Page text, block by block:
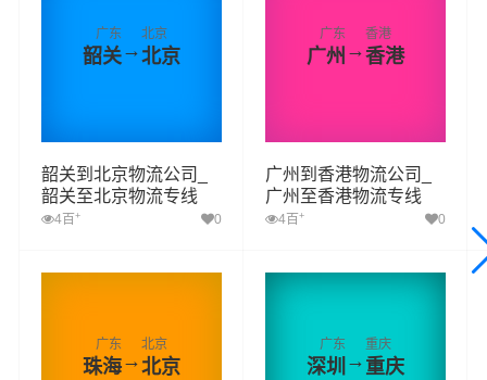
广东
韶关→
北京
北京
韶关到北京物流公司_
韶关至北京物流专线
4百 + 0
广东
广州 →
香港
香港
广州到香港物流公司_
广州至香港物流专线
4百 + 0
广东
珠海→
北京
北京
广东
深圳→
重庆
重庆